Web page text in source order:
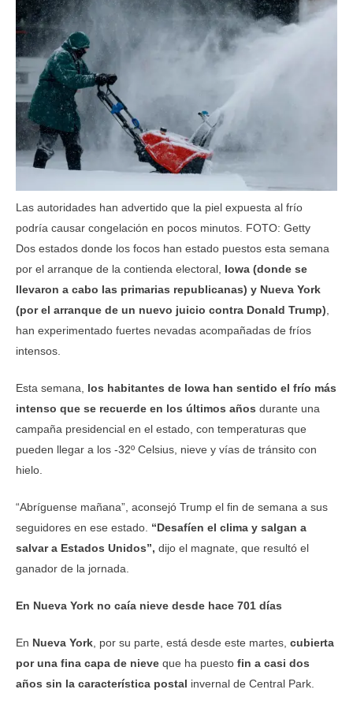
Las autoridades han advertido que la piel expuesta al frío
podría causar congelación en pocos minutos. FOTO: Getty
Dos estados donde los focos han estado puestos esta semana
por el arranque de la contienda electoral, Iowa (donde se
llevaron a cabo las primarias republicanas) y Nueva York
(por el arranque de un nuevo juicio contra Donald Trump)
han experimentado fuertes nevadas acompañadas de fríos
intensos.
Esta semana, los habitantes de Iowa han sentido el frío más
intenso que se recuerde en los últimos años durante una
campaña presidencial en el estado, con temperaturas que
pueden llegar a los -32º Celsius, nieve y vías de tránsito con
hielo.
“Abríguense mañana”, aconsejó Trump el fin de semana a sus
seguidores en ese estado. “Desafíen el clima y salgan a
salvar a Estados Unidos”, dijo el magnate, que resultó el
ganador de la jornada.
En Nueva York no caía nieve desde hace 701 días
En Nueva York , por su parte, está desde este martes, cubierta
por una fina capa de nieve que ha puesto fin a casi dos
años sin la característica postal invernal de Central Park.